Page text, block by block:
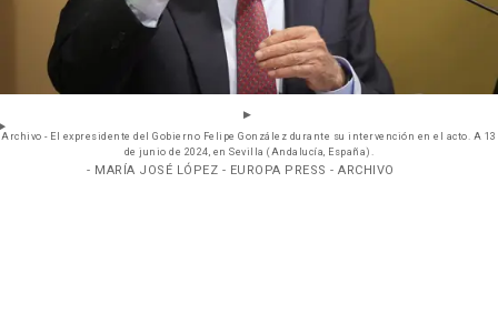
Archivo - El expresidente del Gobierno Felipe González durante su intervención en el acto. A 13
de junio de 2024, en Sevilla (Andalucía, España).
- MARÍA JOSÉ LÓPEZ - EUROPA PRESS - ARCHIVO